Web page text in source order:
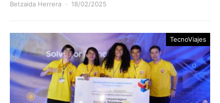
Betzaida Herrera 18/02/2025
TecnoViajes